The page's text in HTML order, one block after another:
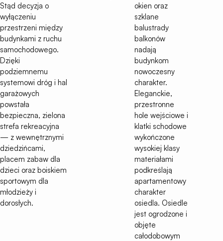
Stąd decyzja o
wyłączeniu
przestrzeni między
budynkami z ruchu
samochodowego.
Dzięki
podziemnemu
systemowi dróg i hal
garażowych
powstała
bezpieczna, zielona
strefa rekreacyjna
— z wewnętrznymi
dziedzińcami,
placem zabaw dla
dzieci oraz boiskiem
sportowym dla
młodzieży i
dorosłych.
okien oraz
szklane
balustrady
balkonów
nadają
budynkom
nowoczesny
charakter.
Eleganckie,
przestronne
hole wejściowe i
klatki schodowe
wykończone
wysokiej klasy
materiałami
podkreślają
apartamentowy
charakter
osiedla. Osiedle
jest ogrodzone i
objęte
całodobowym